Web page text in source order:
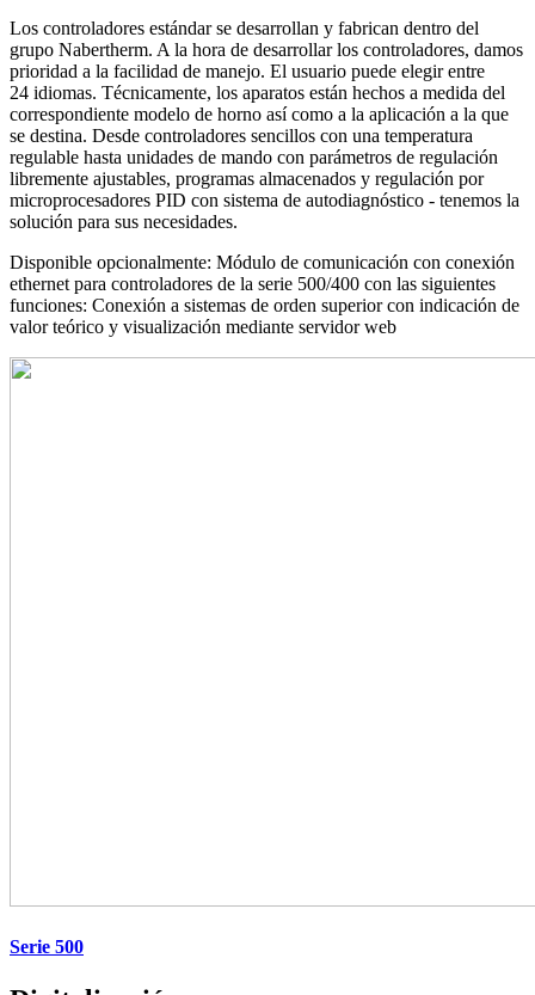
Los controladores estándar se desarrollan y fabrican dentro del
grupo Nabertherm. A la hora de desarrollar los controladores, damos
prioridad a la facilidad de manejo. El usuario puede elegir entre
24 idiomas. Técnicamente, los aparatos están hechos a medida del
correspondiente modelo de horno así como a la aplicación a la que
se destina. Desde controladores sencillos con una temperatura
regulable hasta unidades de mando con parámetros de regulación
libremente ajustables, programas almacenados y regulación por
microprocesadores PID con sistema de autodiagnóstico - tenemos la
solución para sus necesidades.
Disponible opcionalmente: Módulo de comunicación con conexión
ethernet para controladores de la serie 500/400 con las siguientes
funciones: Conexión a sistemas de orden superior con indicación de
valor teórico y visualización mediante servidor web
Serie 500